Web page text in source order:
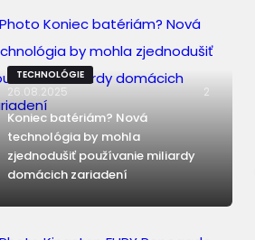
TECHNOLÓGIE
26.08.2025 2
Koniec batériám? Nová
technológia by mohla
zjednodušiť používanie miliardy
domácich zariadení